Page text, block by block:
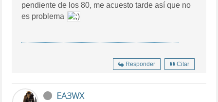
pendiente de los 80, me acuesto tarde así que no
es problema
Responder Citar
EA3WX